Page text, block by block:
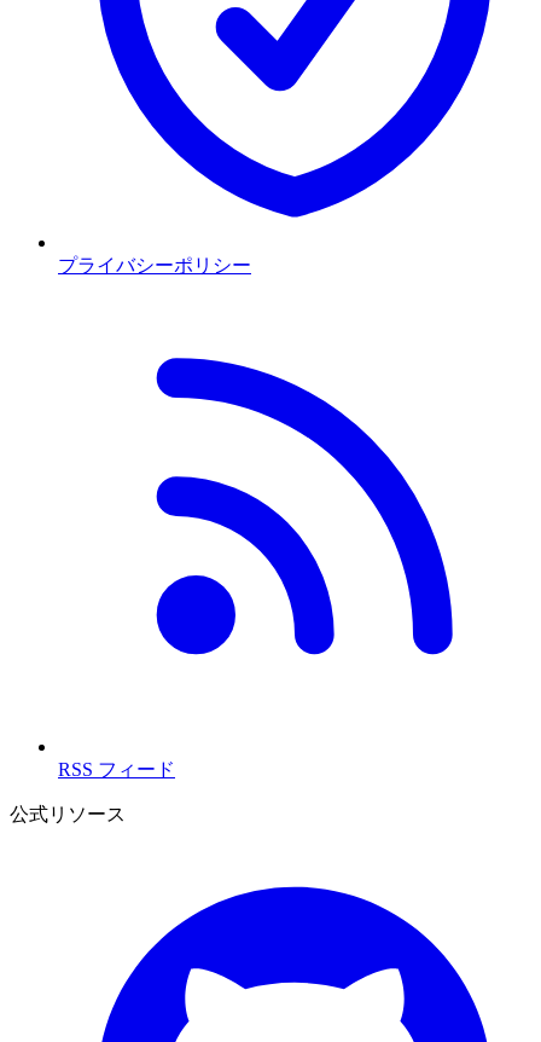
プライバシーポリシー
RSS フィード
公式リソース